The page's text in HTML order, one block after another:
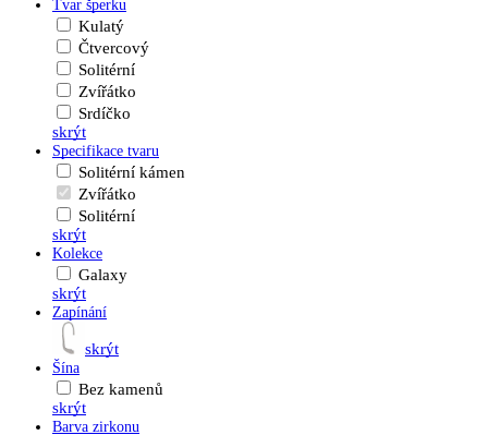
Tvar šperku
Kulatý
Čtvercový
Solitérní
Zvířátko
Srdíčko
skrýt
Specifikace tvaru
Solitérní kámen
Zvířátko
Solitérní
skrýt
Kolekce
Galaxy
skrýt
Zapínání
skrýt
Šína
Bez kamenů
skrýt
Barva zirkonu